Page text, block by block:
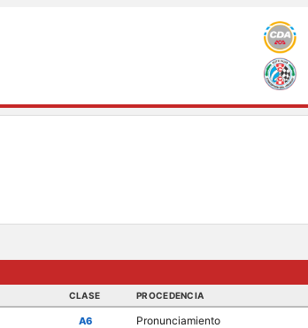
CLASE PROCEDENCIA
A6 Pronunciamiento